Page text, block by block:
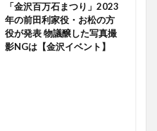
「金沢百万石まつり」2023
年の前田利家役・お松の方
役が発表 物議醸した写真撮
影NGは【金沢イベント】